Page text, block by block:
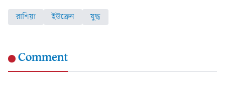
রাশিয়া ইউক্রেন যুদ্ধ
Comment